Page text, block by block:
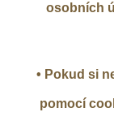
osobních
• Pokud si
pomocí